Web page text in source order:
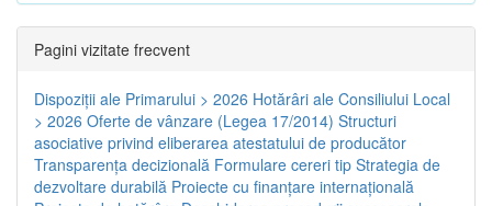
Pagini vizitate frecvent
Dispoziţii ale Primarului > 2026 Hotărâri ale Consiliului Local
> 2026 Oferte de vânzare (Legea 17/2014) Structuri
asociative privind eliberarea atestatului de producător
Transparenţa decizională Formulare cereri tip Strategia de
dezvoltare durabilă Proiecte cu finanţare internaţională